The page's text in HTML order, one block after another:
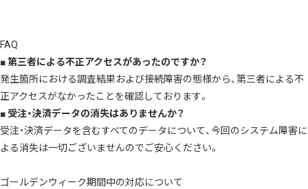
FAQ
■ 第三者による不正アクセスがあったのですか？
発生箇所における調査結果および接続障害の態様から、第三者による不
正アクセスがなかったことを確認しております。
■ 受注・決済データの消失はありませんか？
受注・決済データを含むすべてのデータについて、今回のシステム障害に
よる消失は一切ございませんのでご安心ください。
ゴールデンウィーク期間中の対応について